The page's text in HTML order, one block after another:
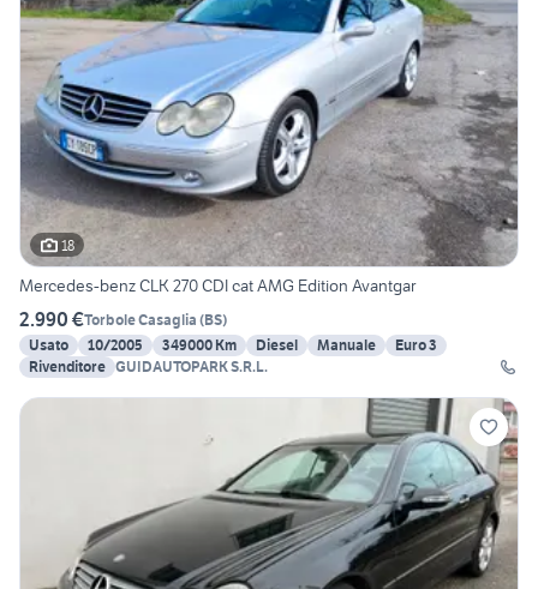
18
Mercedes-benz CLK 270 CDI cat AMG Edition Avantgar
2.990 €Torbole Casaglia (BS)
Usato
10/2005 349000 Km Diesel Manuale
Euro 3
Rivenditore GUIDAUTOPARK S.R.L.